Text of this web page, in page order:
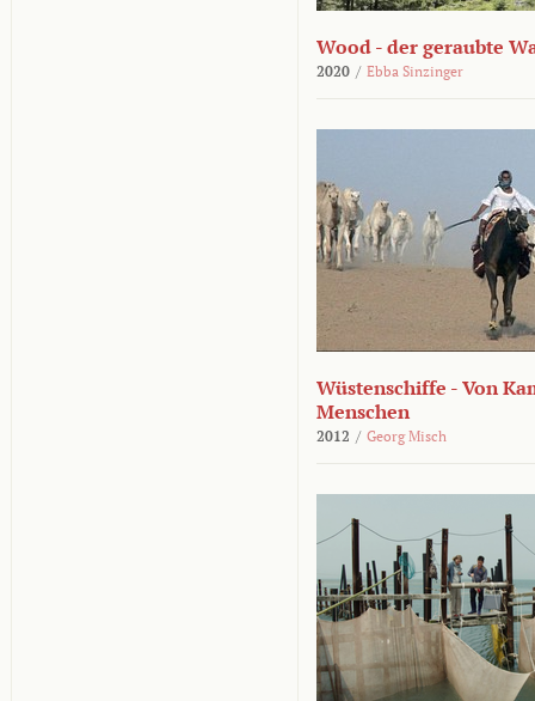
Wood - der geraubte
2020 / Ebba Sinzinger
Wüstenschiffe - Von
Menschen
2012 / Georg Misch